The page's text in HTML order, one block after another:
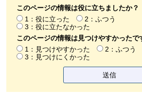
このページの情報は役に立ちましたか？
1：役に立った
2：ふつう
3：役に立たなかった
このページの情報は見つけやすかったで
1：見つけやすかった
2：ふつう
3：見つけにくかった